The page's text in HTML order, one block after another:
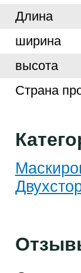
Длина
ширина
высота
Страна